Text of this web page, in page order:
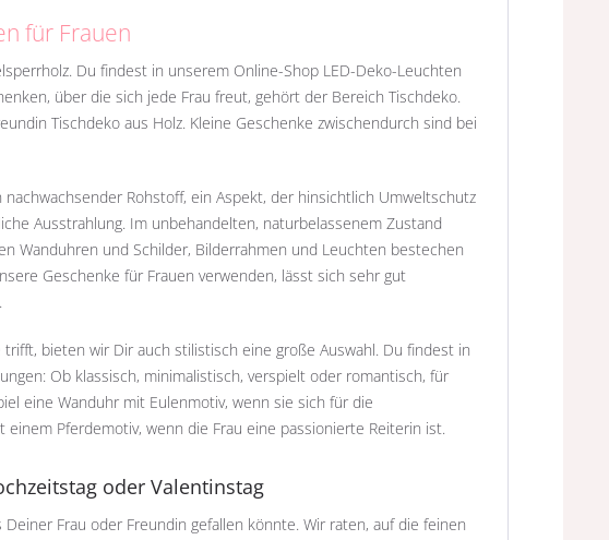
für Frauen
Du findest in unserem Online-Shop LED-Deko-Leuchten
über die sich jede Frau freut, gehört der Bereich Tischdeko.
Tischdeko aus Holz. Kleine Geschenke zwischendurch sind bei
Rohstoff, ein Aspekt, der hinsichtlich Umweltschutz
Ausstrahlung. Im unbehandelten, naturbelassenem Zustand
Wanduhren und Schilder, Bilderrahmen und Leuchten bestechen
Geschenke für Frauen verwenden, lässt sich sehr gut
bieten wir Dir auch stilistisch eine große Auswahl. Du findest in
Ob klassisch, minimalistisch, verspielt oder romantisch, für
eine Wanduhr mit Eulenmotiv, wenn sie sich für die
Pferdemotiv, wenn die Frau eine passionierte Reiterin ist.
oder Valentinstag
Frau oder Freundin gefallen könnte. Wir raten, auf die feinen